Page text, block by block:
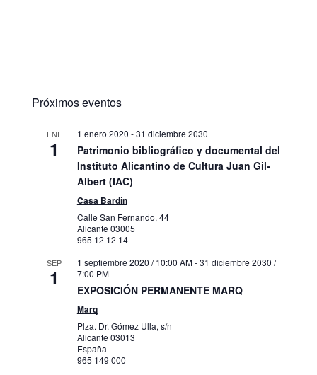
Próximos eventos
ENE
1
1 enero 2020 -31 diciembre 2030
Patrimonio bibliográfico y documental del
Instituto Alicantino de Cultura Juan Gil-
Albert (IAC)
Casa Bardín
Calle San Fernando, 44
Alicante 03005
965 12 12 14
SEP
1
1 septiembre 2020 / 10:00 AM-31 diciembre 2030 /
7:00 PM
EXPOSICIÓN PERMANENTE MARQ
Marq
Plza. Dr. Gómez Ulla, s/n
Alicante 03013
España
965 149 000